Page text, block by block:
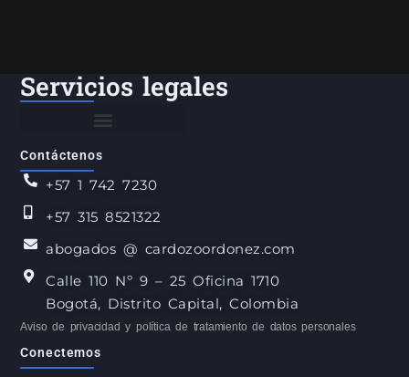
Servicios legales
Contáctenos
+57 1 742 7230
+57 315 8521322
abogados @ cardozoordonez.com
Calle 110 Nº 9 – 25 Oficina 1710
Bogotá, Distrito Capital, Colombia
Aviso de privacidad y política de tratamiento de datos personales
Conectemos